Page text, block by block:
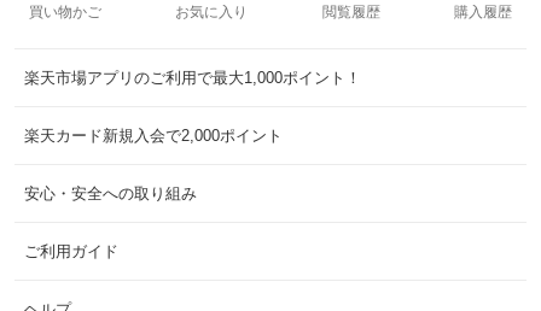
買い物かご お気に入り 閲覧履歴 購入履歴
楽天市場アプリのご利用で最大1,000ポイント！
楽天カード新規入会で2,000ポイント
安心・安全への取り組み
ご利用ガイド